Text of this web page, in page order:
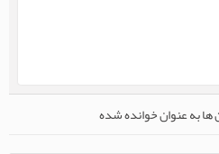
ها به عنوان خوانده شده